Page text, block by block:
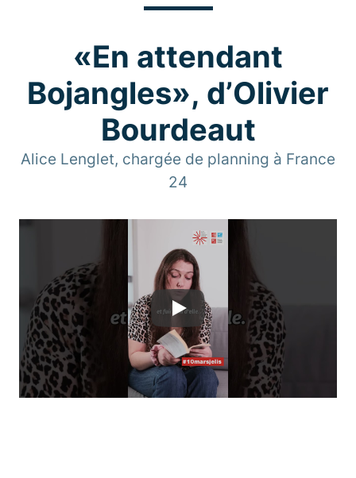
«En attendant
Bojangles», d’Olivier
Bourdeaut
Alice Lenglet, chargée de planning à France
24
Play